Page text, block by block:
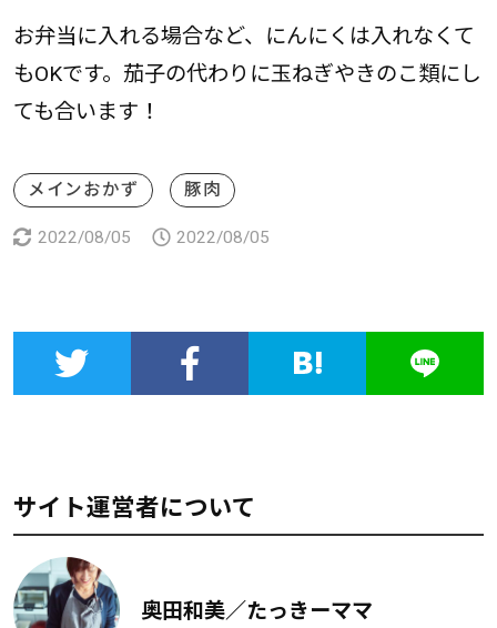
お弁当に入れる場合など、にんにくは入れなくて
もOKです。茄子の代わりに玉ねぎやきのこ類にし
ても合います！
メインおかず 豚肉
2022/08/05 2022/08/05
サイト運営者について
奥田和美／たっきーママ